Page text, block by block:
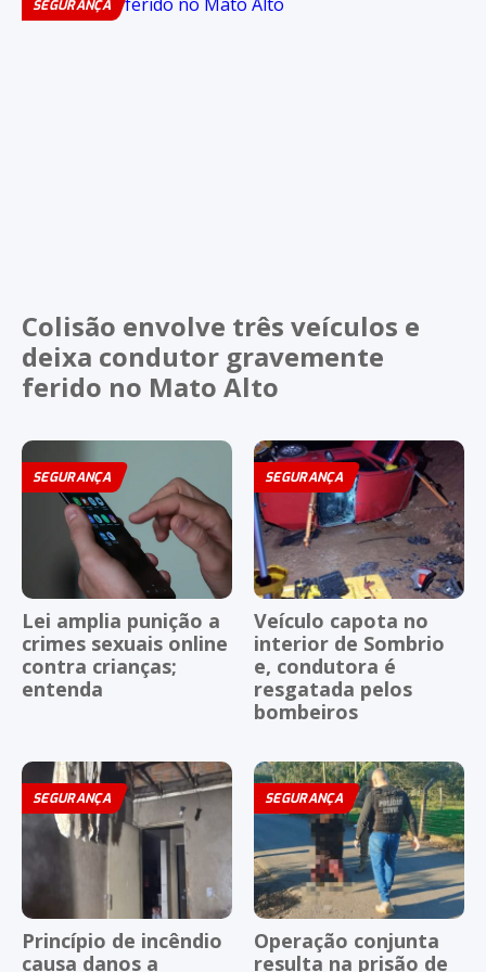
SEGURANÇA
Colisão envolve três veículos e
deixa condutor gravemente
ferido no Mato Alto
SEGURANÇA
Lei amplia punição a
crimes sexuais online
contra crianças;
entenda
SEGURANÇA
Veículo capota no
interior de Sombrio
e, condutora é
resgatada pelos
bombeiros
SEGURANÇA
Princípio de incêndio
causa danos a
SEGURANÇA
Operação conjunta
resulta na prisão de